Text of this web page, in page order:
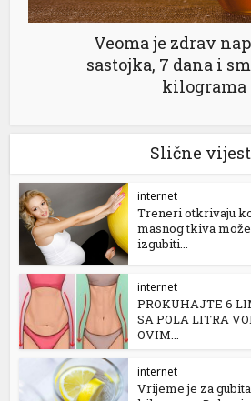
Veoma je zdrav
sastojka, 7 dana i
kilograma
Slične
internet
Treneri otkrivaju
masnog tkiva
izgubiti...
internet
PROKUHAJTE 6
SA POLA LITRA
OVIM...
internet
Vrijeme je za